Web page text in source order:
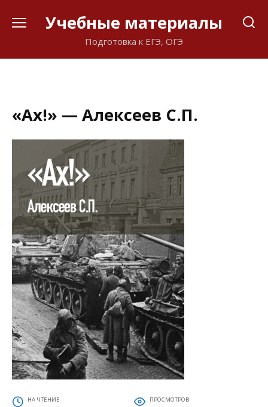
Учебные материалы
Подготовка к ЕГЭ, ОГЭ
«Ах!» — Алексеев С.П.
НА ЧТЕНИЕ ПРОСМОТРОВ